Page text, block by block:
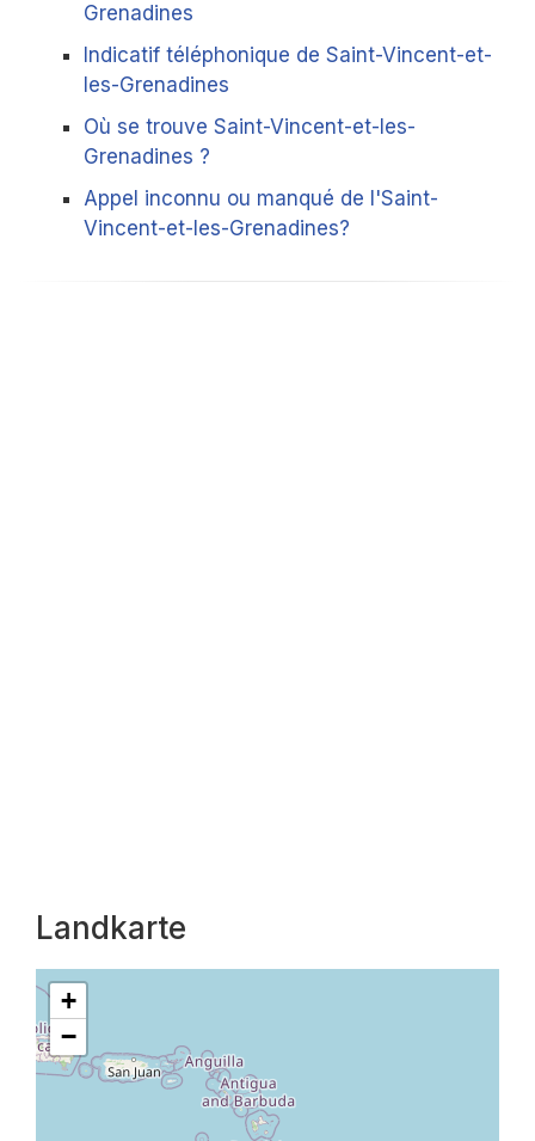
Grenadines
Indicatif téléphonique de Saint-Vincent-et-
les-Grenadines
Où se trouve Saint-Vincent-et-les-
Grenadines ?
Appel inconnu ou manqué de l'Saint-
Vincent-et-les-Grenadines?
Landkarte
+
−